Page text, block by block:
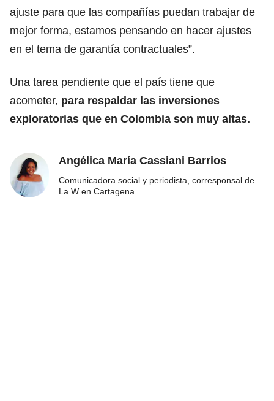
ajuste para que las compañías puedan trabajar de
mejor forma, estamos pensando en hacer ajustes
en el tema de garantía contractuales”.
Una tarea pendiente que el país tiene que
acometer, para respaldar las inversiones
exploratorias que en Colombia son muy altas.
Angélica María Cassiani Barrios
Comunicadora social y periodista, corresponsal de
La W en Cartagena.